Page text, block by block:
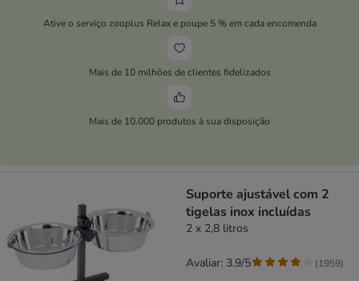
Ative o serviço zooplus Relax e poupe 5 % em cada encomenda
Mais de 10 milhões de clientes fidelizados
Mais de 10.000 produtos à sua disposição
Suporte ajustável com 2
tigelas inox incluídas
2 x 2,8 litros
Avaliar: 3.9/5 (1959)